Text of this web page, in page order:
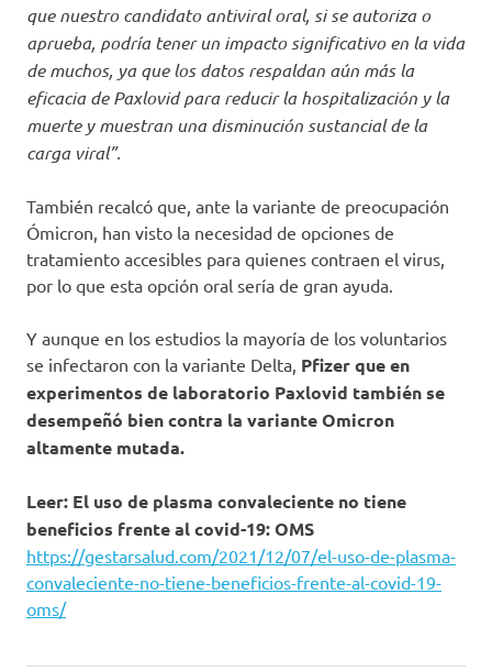
que nuestro candidato antiviral oral, si se autoriza o
aprueba, podría tener un impacto significativo en la vida
de muchos, ya que los datos respaldan aún más la
eficacia de Paxlovid para reducir la hospitalización y la
muerte y muestran una disminución sustancial de la
carga viral”.
También recalcó que, ante la variante de preocupación
Ómicron, han visto la necesidad de opciones de
tratamiento accesibles para quienes contraen el virus,
por lo que esta opción oral sería de gran ayuda.
Y aunque en los estudios la mayoría de los voluntarios
se infectaron con la variante Delta, Pfizer que en
experimentos de laboratorio Paxlovid también se
desempeñó bien contra la variante Omicron
altamente mutada.
Leer: El uso de plasma convaleciente no tiene
beneficios frente al covid-19: OMS
https://gestarsalud.com/2021/12/07/el-uso-de-plasma-
convaleciente-no-tiene-beneficios-frente-al-covid-19-
oms/